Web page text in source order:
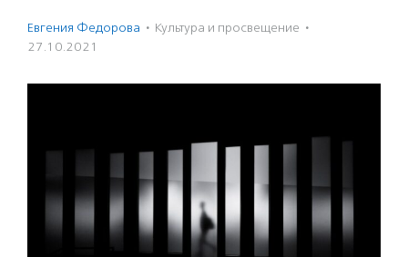
Евгения Федорова · Культура и просвещение ·
27.10.2021